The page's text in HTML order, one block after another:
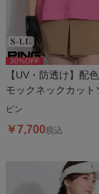
30%OFF
【UV・防透け】配
モックネックカット
ピン
￥7,700税込